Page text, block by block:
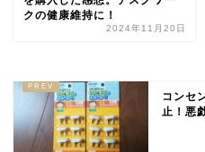
クの健康維持に！
2024年11月20日
コンセ
止！悪